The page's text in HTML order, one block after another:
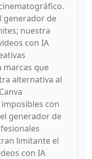
generador de
nuestra
con IA
marcas que
alternativa al
con
generador de
limitante el
con IA